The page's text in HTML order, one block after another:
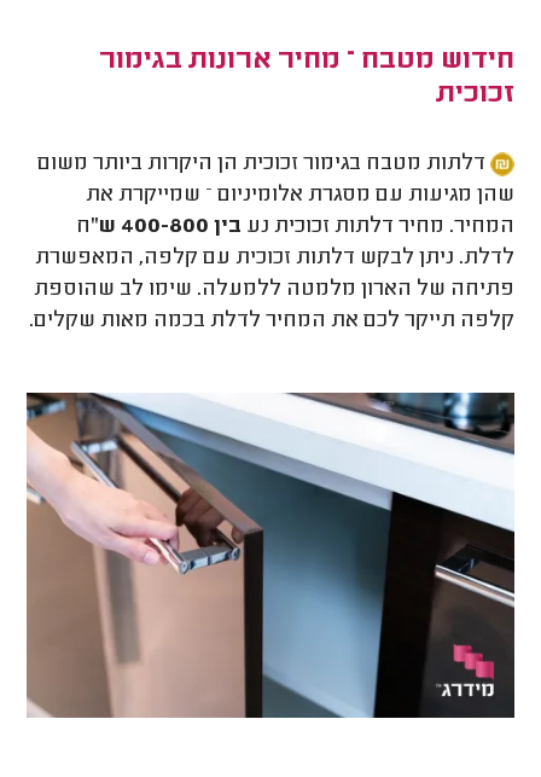
חידוש מטבח – מחיר ארונות בגימור
זכוכית
דלתות מטבח בגימור זכוכית הן היקרות ביותר משום
שהן מגיעות עם מסגרת אלומיניום – שמייקרת את
המחיר. מחיר דלתות זכוכית נע בין 400-800 ש"
ח
לדלת. ניתן לבקש דלתות זכוכית עם קלפה, המאפשרת
פתיחה של הארון מלמטה ללמעלה. שימו לב שהוספת
קלפה תייקר לכם את המחיר לדלת בכמה מאות שקלים.